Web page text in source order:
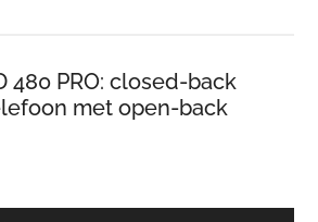
480 PRO: closed-back
met open-back